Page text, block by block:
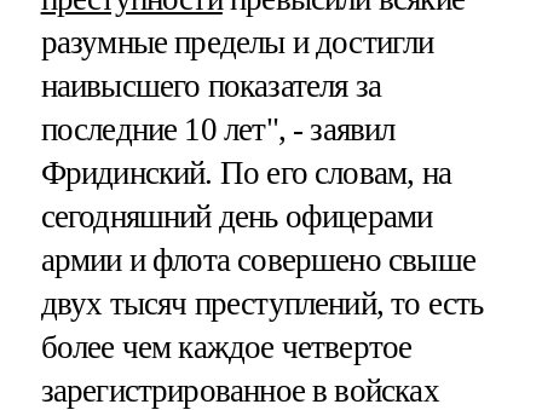
разумные пределы и достигли
наивысшего показателя за
последние 10 лет", - заявил
Фридинский. По его словам, на
сегодняшний день офицерами
армии и флота совершено свыше
двух тысяч преступлений, то есть
более чем каждое четвертое
зарегистрированное в войсках